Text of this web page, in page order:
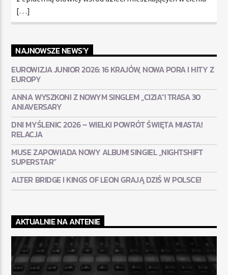
[…]
NAJNOWSZE NEWS'Y
EUROWIZJA JUNIOR 2026: 16 KRAJÓW, NOWA PORA I HITY Z
EUROPY
ANNA WYSZKONI Z NOWYM SINGLEM „CIZIA”! TRASA 30
ANIAVERSARY
DNI MYŚLENIC 2026 – WIELKI POWRÓT ŚWIĘTA MIASTA!
RELACJA
MUSE ZAPOWIADA NOWY ALBUM! SINGIEL „NIGHTSHIFT
SUPERSTAR”
ALTER BRIDGE I KINGS OF LEON GRAJĄ DZIŚ W POLSCE!
AKTUALNIE NA ANTENIE